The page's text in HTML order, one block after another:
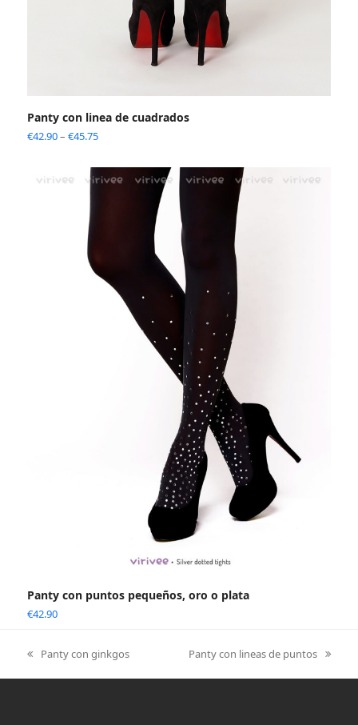
Panty con linea de cuadrados
€42.90– €45.75
Panty con puntos pequeños, oro o plata
€42.90
previous
post:
Panty con ginkgos
next
post:
Panty con lineas de puntos